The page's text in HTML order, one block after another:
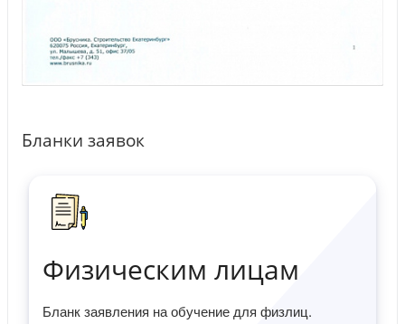
Бланки заявок
Физическим лицам
Бланк заявления на обучение для физлиц.